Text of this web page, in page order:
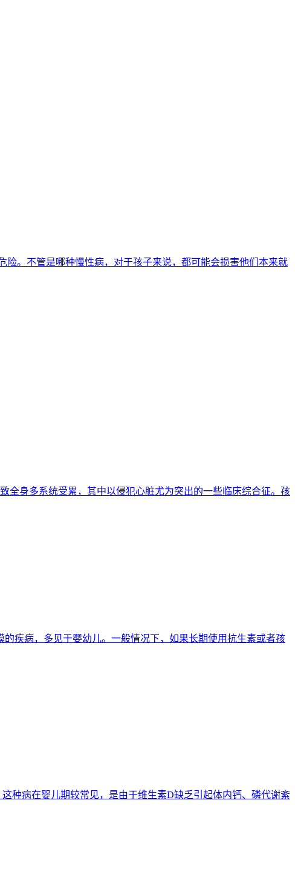
。不管是哪种慢性病，对于孩子来说，都可能会损害他们本来就
全身多系统受累，其中以侵犯心脏尤为突出的一些临床综合征。孩
疾病，多见于婴幼儿。一般情况下，如果长期使用抗生素或者孩
种病在婴儿期较常见，是由于维生素D缺乏引起体内钙、磷代谢紊